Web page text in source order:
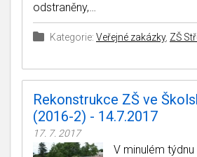
odstraněny,…
Kategorie: Veřejné zakázky, ZŠ
Rekonstrukce ZŠ ve
(2016-2) - 14.7.2017
17. 7. 2017
V minulém